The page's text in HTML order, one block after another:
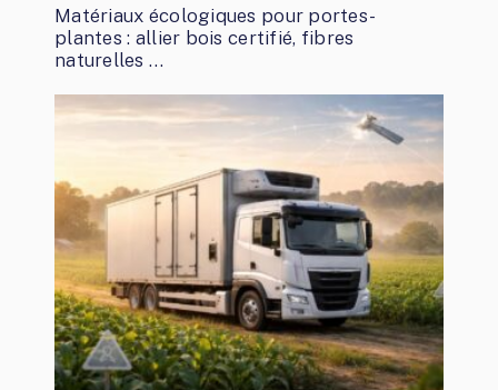
Matériaux écologiques pour portes-
plantes : allier bois certifié, fibres
naturelles …